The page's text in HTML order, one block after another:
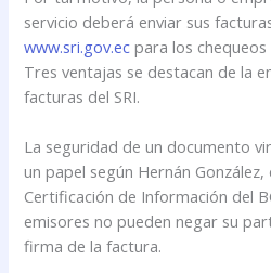
servicio deberá enviar sus
www.sri.gov.ec para los
Tres ventajas se destacan de la
facturas del SRI.
La seguridad de un documento
un papel según Hernán
Certificación de Información del
emisores no pueden negar su
firma de la factura.